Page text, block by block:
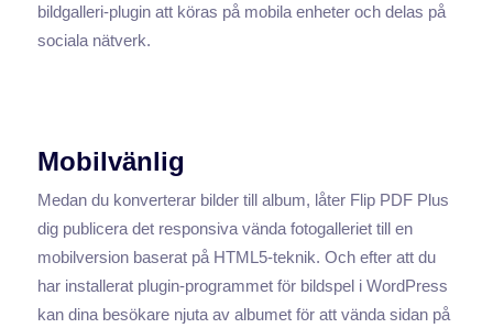
bildgalleri-plugin att köras på mobila enheter och delas på
sociala nätverk.
Mobilvänlig
Medan du konverterar bilder till album, låter Flip PDF Plus
dig publicera det responsiva vända fotogalleriet till en
mobilversion baserat på HTML5-teknik. Och efter att du
har installerat plugin-programmet för bildspel i WordPress
kan dina besökare njuta av albumet för att vända sidan på